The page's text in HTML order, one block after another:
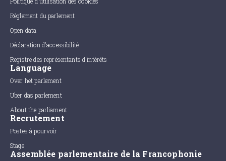
Règlement du parlement
Open data
Déclaration d'accessibilité
Registre des représentants d'intérêts
Language
Over het parlement
Uber das parlement
About the parliament
Recrutement
Postes à pourvoir
Stage
Assemblée parlementaire de la Francophonie